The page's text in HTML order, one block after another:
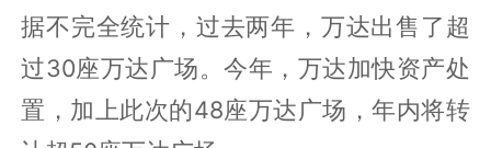
据不完全统计，过去两年，万达出售了超
过30座万达广场。今年，万达加快资产处
置，加上此次的48座万达广场，年内将转